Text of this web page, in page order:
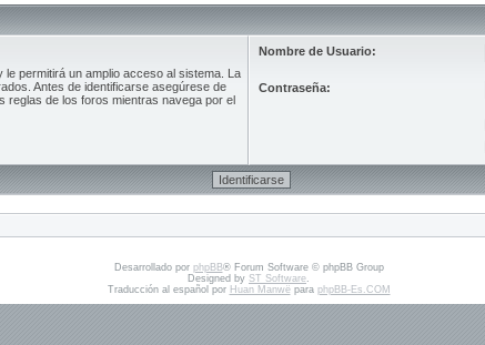
permitirá un amplio acceso al sistema. La
Antes de identificarse asegúrese de
reglas de los foros mientras navega por el
Nombre de Usuario:
Contraseña:
Desarrollado por phpBB® Forum Software © phpBB Group
Designed by ST Software.
Traducción al español por Huan Manwëpara phpBB-Es.COM